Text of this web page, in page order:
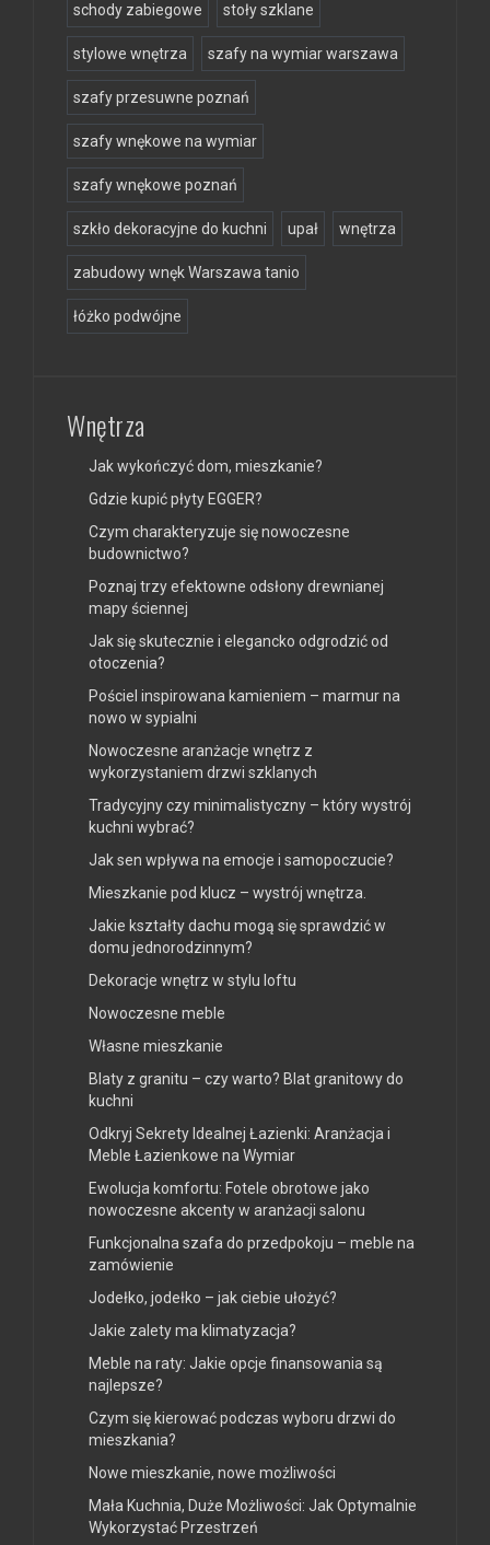
schody zabiegowe stoły szklane
stylowe wnętrza szafy na wymiar warszawa
szafy przesuwne poznań
szafy wnękowe na wymiar
szafy wnękowe poznań
szkło dekoracyjne do kuchni upał wnętrza
zabudowy wnęk Warszawa tanio
łóżko podwójne
Wnętrza
Jak wykończyć dom, mieszkanie?
Gdzie kupić płyty EGGER?
Czym charakteryzuje się nowoczesne
budownictwo?
Poznaj trzy efektowne odsłony drewnianej
mapy ściennej
Jak się skutecznie i elegancko odgrodzić od
otoczenia?
Pościel inspirowana kamieniem – marmur na
nowo w sypialni
Nowoczesne aranżacje wnętrz z
wykorzystaniem drzwi szklanych
Tradycyjny czy minimalistyczny – który wystrój
kuchni wybrać?
Jak sen wpływa na emocje i samopoczucie?
Mieszkanie pod klucz – wystrój wnętrza.
Jakie kształty dachu mogą się sprawdzić w
domu jednorodzinnym?
Dekoracje wnętrz w stylu loftu
Nowoczesne meble
Własne mieszkanie
Blaty z granitu – czy warto? Blat granitowy do
kuchni
Odkryj Sekrety Idealnej Łazienki: Aranżacja i
Meble Łazienkowe na Wymiar
Ewolucja komfortu: Fotele obrotowe jako
nowoczesne akcenty w aranżacji salonu
Funkcjonalna szafa do przedpokoju – meble na
zamówienie
Jodełko, jodełko – jak ciebie ułożyć?
Jakie zalety ma klimatyzacja?
Meble na raty: Jakie opcje finansowania są
najlepsze?
Czym się kierować podczas wyboru drzwi do
mieszkania?
Nowe mieszkanie, nowe możliwości
Mała Kuchnia, Duże Możliwości: Jak Optymalnie
Wykorzystać Przestrzeń